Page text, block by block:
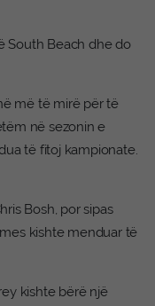
South Beach dhe do
më të mirë për të
në sezonin e
të fitoj kampionate.
Bosh, por sipas
kishte menduar të
kishte bërë një